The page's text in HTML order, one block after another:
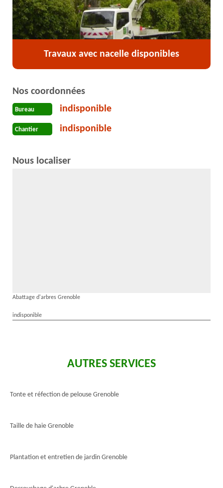
Travaux avec nacelle disponibles
Nos coordonnées
Bureau indisponible
Chantier indisponible
Nous localiser
Abattage d'arbres Grenoble
indisponible
AUTRES SERVICES
Tonte et réfection de pelouse Grenoble
Taille de haie Grenoble
Plantation et entretien de jardin Grenoble